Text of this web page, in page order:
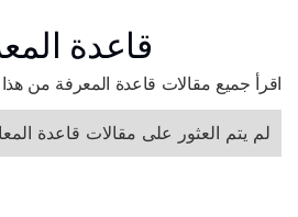
قاعدة
اقرأ جميع مقالات قاعدة المعرفة من
لم يتم العثور على مقالات قاعدة